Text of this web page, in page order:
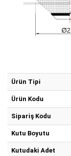
Ürün Tipi
Ürün Kodu
Sipariş Kodu
Kutu Boyutu
Kutudaki Adet